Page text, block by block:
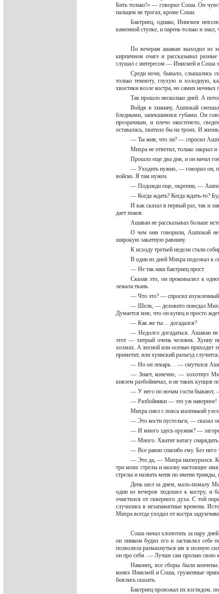
Бить только!» — говорил Соша. Он
пальцем не трогал, кроме Соши.
Бактриец, однако, Инисмея
каменной ступке, и парень только и
По вечерам ашаван выходил из
кирпичном очаге и рассказывал
слушал с интересом — Инисмей и Соша
Среди ночи, бывало, слышались
только темноту, глухую и холодную,
хвостики возле костра, но самих ночных
Так прошло несколько дней. А
Войдя в хижину, Ашпокай
бледными, запекшимися губами. Он
прозрачным, и плечо окостенело,
оставалась, хватило бы на троих. И
— Ты жив, что ли? — спросил
Михра не ответил, только закрыл
Прошло еще два дня, и он начал
— Уходить нужно, — говорил он,
войско. Я там нужен.
— Подожди еще, окрепни, —
— Когда ждать? Когда ждать-то?
И как сказал в первый раз, так и
дает покоя.
Ашаван не рассказывал больше
О чем они говорили, Ашпокай
широкую закатную равнину.
К исходу третьей недели стали
В один из дней Михра подозвал к
— Не так наш бактриец прост.
Сказав это, он проковылял к
лежала ткань.
— Что это? — спросил
— Шелк, — деловито поведал
Думается мне, что он купец и просто
— Как же ты… догадался?
— Недолго догадаться. Ашаван не
этот — хитрый очень человек. Хунну
холмах. А весной или осенью приходят
приметит, или хуннский разъезд
— Но он лекарь… — смутился
— Знает, конечно, — хохотнул
князем разбойничал, и не таких купцов
— У него по ночам гости
— Разбойники — это уж
Михра снял с пояса маленький
— Это кости пустельги, — сказал
— И много здесь оружия? —
— Много. Хватит ватагу
— Все равно спасибо ему. Без
— Это да, — Михра нахмурился.
три моих стрелы и назову настоящее
стрелы и назвать меня по имени
День шел за днем, мало-помалу
один из вечеров подошел к костру, и
очистился от скверного духа. С той
случились в незапамятные времена.
Михра всегда уходил от костра
Соша начал хлопотать за пару
он пинком будил его и заставлял
позволяла размахнуться им в полную
он про себя. — Лучше сам пролью свою
Наконец, все сборы были
конях Инисмей и Соша, груженные
боялись сказать.
Бактриец провожал их взглядом,